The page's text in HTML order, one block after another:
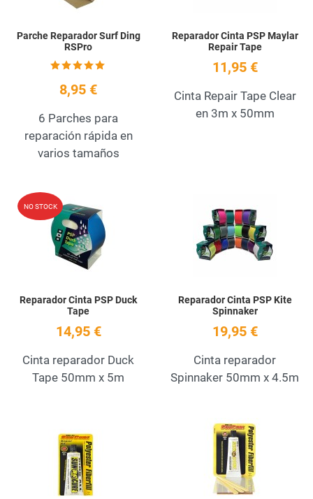
Parche Reparador Surf Ding
RSPro
8,95 €
6 Parches para
reparación rápida en
varios tamaños
Reparador Cinta PSP Maylar
Repair Tape
11,95 €
Cinta Repair Tape Clear
en 3m x 50mm
NO STOCK
Quick View
Reparador Cinta PSP Duck
Tape
14,95 €
Cinta reparador Duck
Tape 50mm x 5m
Reparador Cinta PSP Kite
Spinnaker
19,95 €
Cinta reparador
Spinnaker 50mm x 4.5m
Add to Wishlist